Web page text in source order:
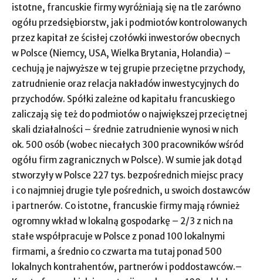
istotne, francuskie firmy wyróżniają się na tle zarówno
ogółu przedsiębiorstw, jak i podmiotów kontrolowanych
przez kapitał ze ścisłej czołówki inwestorów obecnych
w Polsce (Niemcy, USA, Wielka Brytania, Holandia) –
cechują je najwyższe w tej grupie przeciętne przychody,
zatrudnienie oraz relacja nakładów inwestycyjnych do
przychodów. Spółki zależne od kapitału francuskiego
zaliczają się też do podmiotów o największej przeciętnej
skali działalności – średnie zatrudnienie wynosi w nich
ok. 500 osób (wobec niecałych 300 pracowników wśród
ogółu firm zagranicznych w Polsce). W sumie jak dotąd
stworzyły w Polsce 227 tys. bezpośrednich miejsc pracy
i co najmniej drugie tyle pośrednich, u swoich dostawców
i partnerów. Co istotne, francuskie firmy mają również
ogromny wkład w lokalną gospodarkę – 2/3 z nich na
stałe współpracuje w Polsce z ponad 100 lokalnymi
firmami, a średnio co czwarta ma tutaj ponad 500
lokalnych kontrahentów, partnerów i poddostawców.–